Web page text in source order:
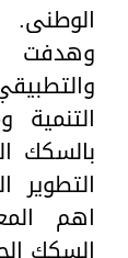
الوطنى.
وهدفت
بالسكك
التطوير
اهم